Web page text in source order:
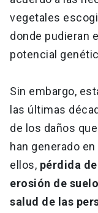
vegetales
donde pudieran
potencial
Sin embargo,
las últimas
de los daños
han generado
ellos, pérdida
erosión de
salud de las